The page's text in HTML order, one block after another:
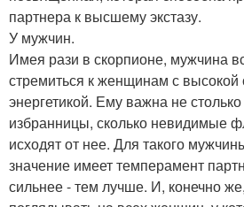
партнера к высшему экстазу.
У мужчин.
Имея рази в скорпионе, мужчина
стремиться к женщинам с высокой
энергетикой. Ему важна не
избранницы, сколько невидимые
исходят от нее. Для такого
значение имеет темперамент
сильнее - тем лучше. И, конечно